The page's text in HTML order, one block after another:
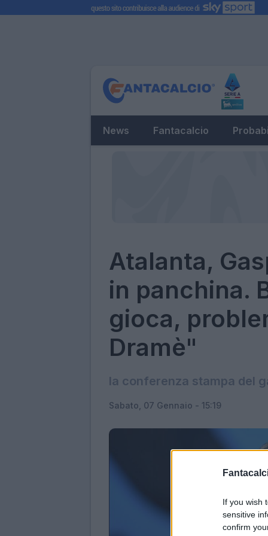
If you wish
sensitive
confirm
News Fantacalcio
Atalanta,
in panchina.
gioca,
Dramè"
la conferenza stampa del
Sabato, 07 Gennaio - 15:19